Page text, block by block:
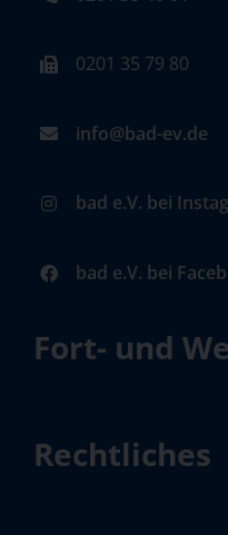
0201 35 79 80
info@bad-ev.de
bad e.V. bei
bad e.V. bei
Fort- und
Rechtliches